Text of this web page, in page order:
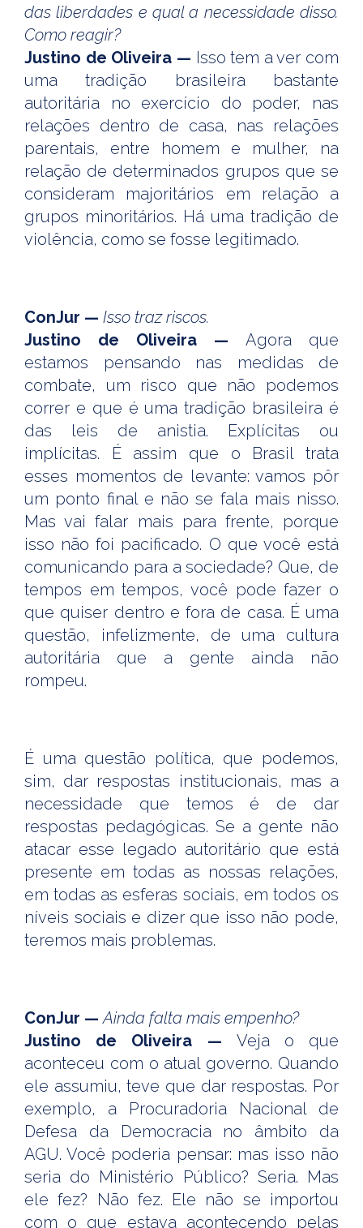
das liberdades e qual a necessidade disso.
Como reagir?
Justino de Oliveira — Isso tem a ver com
uma tradição brasileira bastante
autoritária no exercício do poder, nas
relações dentro de casa, nas relações
parentais, entre homem e mulher, na
relação de determinados grupos que se
consideram majoritários em relação a
grupos minoritários. Há uma tradição de
violência, como se fosse legitimado.
ConJur — Isso traz riscos.
Justino de Oliveira — Agora que
estamos pensando nas medidas de
combate, um risco que não podemos
correr e que é uma tradição brasileira é
das leis de anistia. Explícitas ou
implícitas. É assim que o Brasil trata
esses momentos de levante: vamos pôr
um ponto final e não se fala mais nisso.
Mas vai falar mais para frente, porque
isso não foi pacificado. O que você está
comunicando para a sociedade? Que, de
tempos em tempos, você pode fazer o
que quiser dentro e fora de casa. É uma
questão, infelizmente, de uma cultura
autoritária que a gente ainda não
rompeu.
É uma questão política, que podemos,
sim, dar respostas institucionais, mas a
necessidade que temos é de dar
respostas pedagógicas. Se a gente não
atacar esse legado autoritário que está
presente em todas as nossas relações,
em todas as esferas sociais, em todos os
níveis sociais e dizer que isso não pode,
teremos mais problemas.
ConJur — Ainda falta mais empenho?
Justino de Oliveira — Veja o que
aconteceu com o atual governo. Quando
ele assumiu, teve que dar respostas. Por
exemplo, a Procuradoria Nacional de
Defesa da Democracia no âmbito da
AGU. Você poderia pensar: mas isso não
seria do Ministério Público? Seria. Mas
ele fez? Não fez. Ele não se importou
com o que estava acontecendo pelas